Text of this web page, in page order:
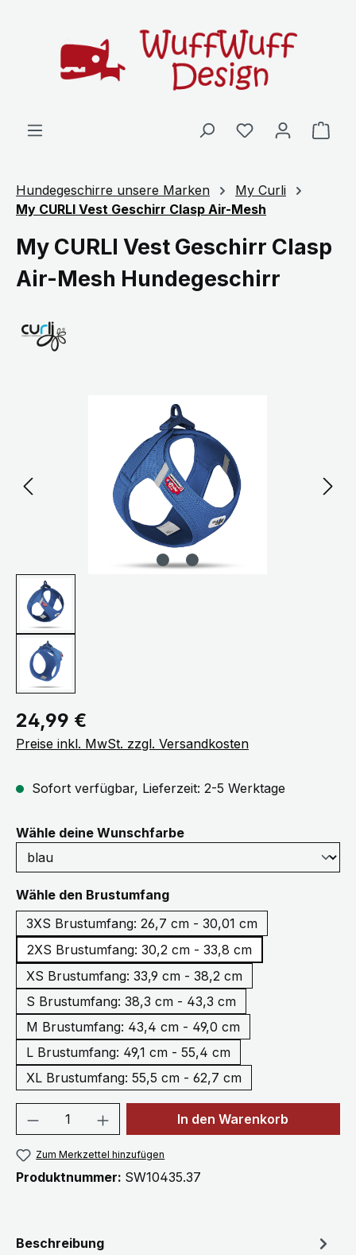
Hundegeschirre unsere Marken
My Curli
My CURLI Vest Geschirr Clasp Air-Mesh
My CURLI Vest Geschirr Clasp
Air-Mesh Hundegeschirr
Bildergalerie überspringen
Regulärer Preis:
24,99 €
Preise inkl. MwSt. zzgl. Versandkosten
Sofort verfügbar, Lieferzeit: 2-5 Werktage
Wähle deine Wunschfarbeauswählen
Wähle den Brustumfangauswählen
3XS Brustumfang: 26,7 cm - 30,01 cm
2XS Brustumfang: 30,2 cm - 33,8 cm
XS Brustumfang: 33,9 cm - 38,2 cm
S Brustumfang: 38,3 cm - 43,3 cm
M Brustumfang: 43,4 cm - 49,0 cm
L Brustumfang: 49,1 cm - 55,4 cm
XL Brustumfang: 55,5 cm - 62,7 cm
Produkt Anzahl: Gib denIn den Warenkorb
Zum Merkzettel hinzufügen
Produktnummer: SW10435.37
Beschreibung